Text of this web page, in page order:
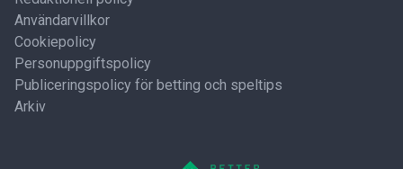
Användarvillkor
Cookiepolicy
Personuppgiftspolicy
Publiceringspolicy för betting och speltips
Arkiv